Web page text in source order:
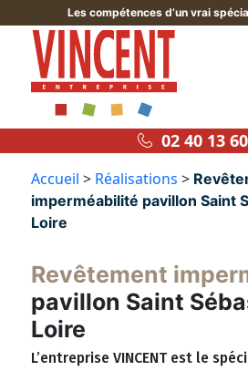
Les compétences d’un vrai
02 40 13
Accueil > Réalisations >
imperméabilité pavillon Saint
Loire
Revêtement
pavillon Saint
Loire
L’entreprise VINCENT est le